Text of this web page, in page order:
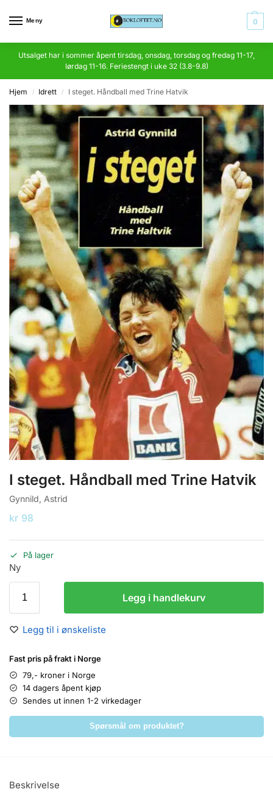
Meny 0
Utsalget har i sommer åpent tirsdag, onsdag, torsdag og fredag 11-17,
lørdag 11-16. Feriestengt i uke 32 (3.8-9.8)
Hjem / Idrett / I steget. Håndball med Trine Hatvik
I steget. Håndball med Trine Hatvik
Gynnild, Astrid
kr 98
På lager
Ny
Legg i handlekurv
Legg til i ønskeliste
Fast pris på frakt i Norge
79,- kroner i Norge
14 dagers åpent kjøp
Sendes ut innen 1-2 virkedager
Spørsmål om produktet?
Beskrivelse